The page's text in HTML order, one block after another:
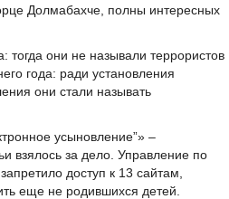
Долмабахче, полны интересных
тогда они не называли террористов
года: ради установления
они стали называть
усыновление”» –
взялось за дело. Управление по
доступ к 13 сайтам,
еще не родившихся детей.